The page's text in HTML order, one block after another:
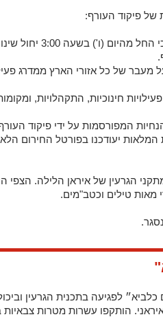
של פיקוד העורף:
בתום הערכת מצב הוחלט כי
מעבר של כל אזורי הארץ ממדרג
חינוכיות, התקהלויות,
המפורסמות על ידי פיקוד
יעודכנו בפורטל החירום
הגרעין של איראן הלילה. הצפי
מאות טילים וכטב"מים.
לפגיעה בתכנית הגרעין
הותקפו עשרות מטרות צבאיות